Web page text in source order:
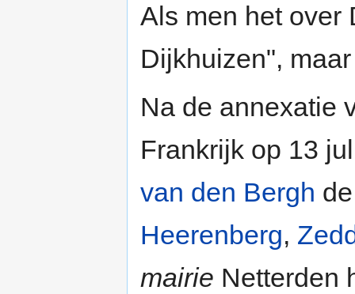
Als men het over
Dijkhuizen",
Na de annexatie
Frankrijk op 13
van den Bergh
Heerenberg,
mairie Netterden